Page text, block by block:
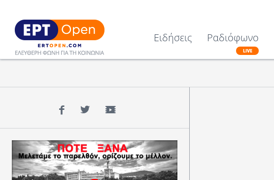
Ειδήσεις Ραδιόφωνο
LIVE
Facebook
TwitterYouTube